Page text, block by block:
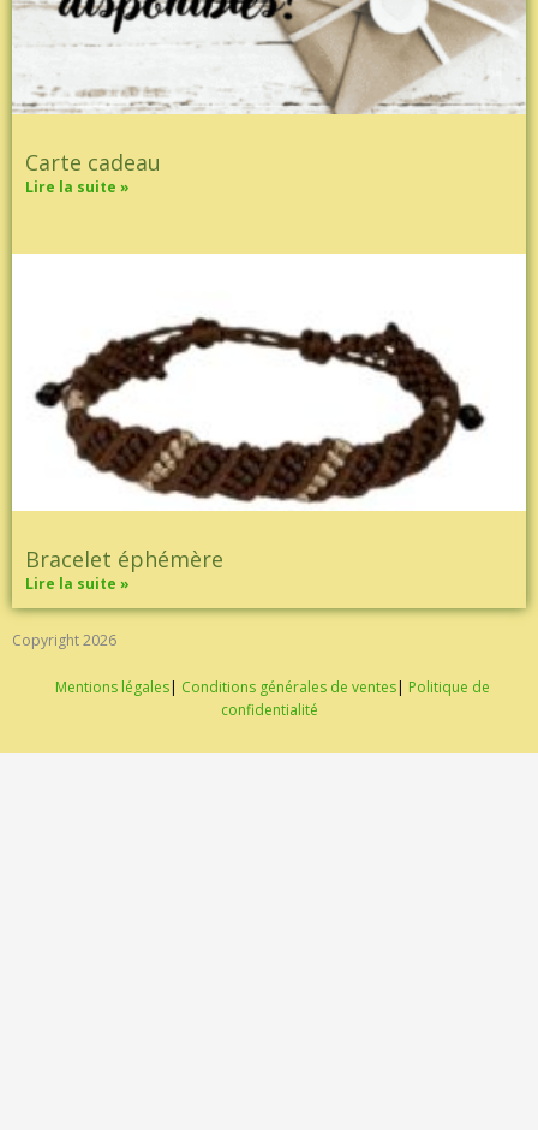
Carte cadeau
Lire la suite »
Bracelet éphémère
Lire la suite »
Copyright 2026
Mentions légales| Conditions générales de ventes| Politique de
confidentialité